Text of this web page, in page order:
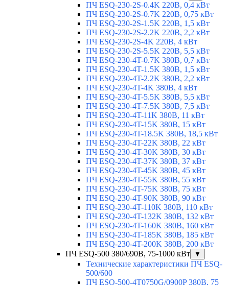
ПЧ ESQ-230-2S-0.4K 220В, 0,4 кВт
ПЧ ESQ-230-2S-0.7K 220В, 0,75 кВт
ПЧ ESQ-230-2S-1.5K 220В, 1,5 кВт
ПЧ ESQ-230-2S-2.2K 220В, 2,2 кВт
ПЧ ESQ-230-2S-4K 220В, 4 кВт
ПЧ ESQ-230-2S-5.5K 220В, 5,5 кВт
ПЧ ESQ-230-4T-0.7K 380В, 0,7 кВт
ПЧ ESQ-230-4T-1.5K 380В, 1,5 кВт
ПЧ ESQ-230-4T-2.2K 380В, 2,2 кВт
ПЧ ESQ-230-4T-4K 380В, 4 кВт
ПЧ ESQ-230-4T-5.5K 380В, 5,5 кВт
ПЧ ESQ-230-4T-7.5K 380В, 7,5 кВт
ПЧ ESQ-230-4T-11K 380В, 11 кВт
ПЧ ESQ-230-4T-15K 380В, 15 кВт
ПЧ ESQ-230-4T-18.5K 380В, 18,5 кВт
ПЧ ESQ-230-4T-22K 380В, 22 кВт
ПЧ ESQ-230-4T-30K 380В, 30 кВт
ПЧ ESQ-230-4T-37K 380В, 37 кВт
ПЧ ESQ-230-4T-45K 380В, 45 кВт
ПЧ ESQ-230-4T-55K 380В, 55 кВт
ПЧ ESQ-230-4T-75K 380В, 75 кВт
ПЧ ESQ-230-4T-90K 380В, 90 кВт
ПЧ ESQ-230-4T-110K 380В, 110 кВт
ПЧ ESQ-230-4T-132K 380В, 132 кВт
ПЧ ESQ-230-4T-160K 380В, 160 кВт
ПЧ ESQ-230-4T-185K 380В, 185 кВт
ПЧ ESQ-230-4T-200K 380В, 200 кВт
ПЧ ESQ-500 380/690В, 75-1000 кВт
▼
Технические характеристики ПЧ ESQ-
500/600
ПЧ ESQ-500-4T0750G/0900P 380В, 75